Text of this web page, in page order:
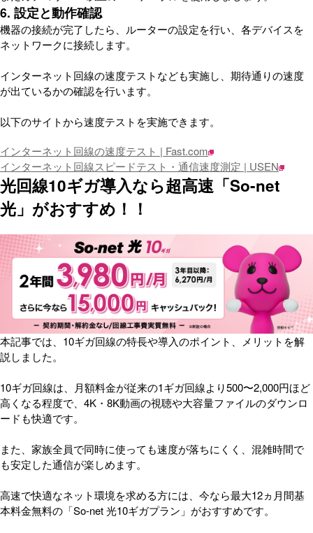
6. 設定と動作確認
機器の接続が完了したら、ルーターの設定を行い、各デバイスを
ネットワークに接続します。
インターネット回線の速度テストなども実施し、期待通りの速度
が出ているかの確認を行います。
以下のサイトから速度テストを実施できます。
インターネット回線の速度テスト | Fast.com
インターネット回線スピードテスト・通信速度測定 | USEN
光回線10ギガ導入なら超高速「So-net
光」がおすすめ！！
本記事では、10ギガ回線の特長や導入のポイント、メリットを解
説しました。
10ギガ回線は、月額料金が従来の1ギガ回線より500〜2,000円ほど
高くなる程度で、4K・8K動画の視聴や大容量ファイルのダウンロ
ードも快適です。
また、家族全員で同時に使っても速度が落ちにくく、混雑時間で
も安定した通信が楽しめます。
高速で快適なネット環境を求める方には、今なら最大12ヵ月間基
本料金無料の「So-net 光10ギガプラン」がおすすめです。